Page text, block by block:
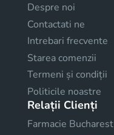
Despre noi
Contactati ne
Intrebari frecvente
Starea comenzii
Termeni și condiții
Politicile noastre
Relații Clienți
Farmacie Bucharest